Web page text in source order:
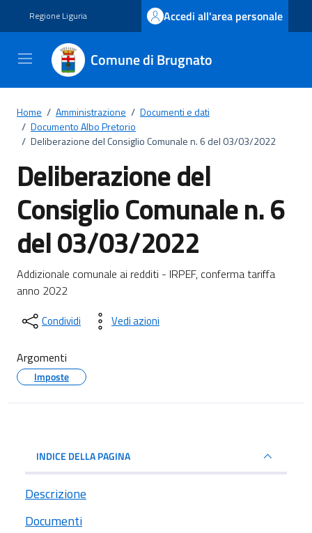
Regione Liguria Accedi all'area personale
Comune di Brugnato
Home / Amministrazione / Documenti e dati
/ Documento Albo Pretorio
/ Deliberazione del Consiglio Comunale n. 6 del 03/03/2022
Deliberazione del
Consiglio Comunale n. 6
del 03/03/2022
Dettagli del documento
Addizionale comunale ai redditi - IRPEF, conferma tariffa
anno 2022
Condividi Vedi azioni
Argomenti
Imposte
INDICE DELLA PAGINA
Descrizione
Documenti